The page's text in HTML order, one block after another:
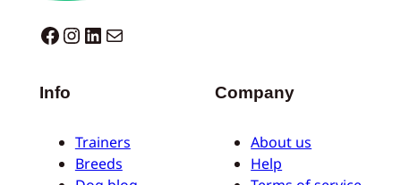
Dogo facebook InstagramLinkedIn Mail
Info
Trainers
Breeds
Company
About us
Help